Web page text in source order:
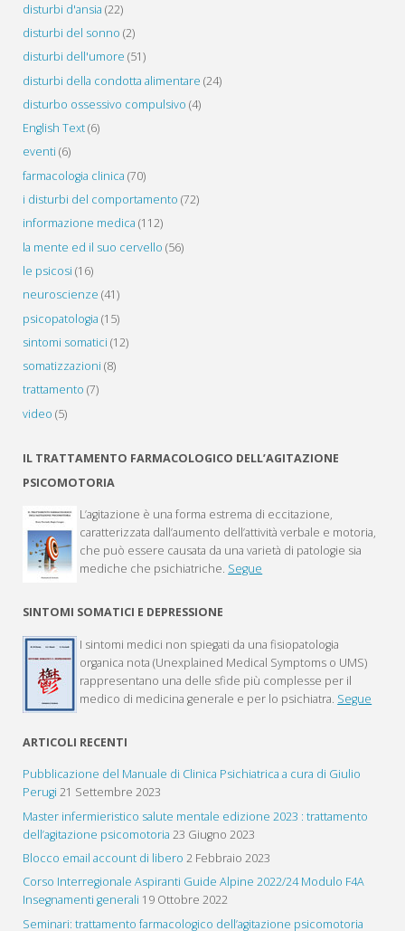
disturbi d'ansia (22)
disturbi del sonno (2)
disturbi dell'umore (51)
disturbi della condotta alimentare (24)
disturbo ossessivo compulsivo (4)
English Text(6)
eventi (6)
farmacologia clinica (70)
i disturbi del comportamento (72)
informazione medica (112)
la mente ed il suo cervello (56)
le psicosi (16)
neuroscienze (41)
psicopatologia (15)
sintomi somatici (12)
somatizzazioni (8)
trattamento (7)
video (5)
IL TRATTAMENTO FARMACOLOGICO DELL’AGITAZIONE
PSICOMOTORIA
L’agitazione è una forma estrema di eccitazione,
caratterizzata dall’aumento dell’attività verbale e motoria,
che può essere causata da una varietà di patologie sia
mediche che psichiatriche. Segue
SINTOMI SOMATICI E DEPRESSIONE
I sintomi medici non spiegati da una fisiopatologia
organica nota (Unexplained Medical Symptoms o UMS)
rappresentano una delle sfide più complesse per il
medico di medicina generale e per lo psichiatra. Segue
ARTICOLI RECENTI
Pubblicazione del Manuale di Clinica Psichiatrica a cura di Giulio
Perugi 21 Settembre 2023
Master infermieristico salute mentale edizione 2023 : trattamento
dell’agitazione psicomotoria 23 Giugno 2023
Blocco email account di libero 2 Febbraio 2023
Corso Interregionale Aspiranti Guide Alpine 2022/24 Modulo F4A
Insegnamenti generali 19 Ottobre 2022
Seminari: trattamento farmacologico dell’agitazione psicomotoria